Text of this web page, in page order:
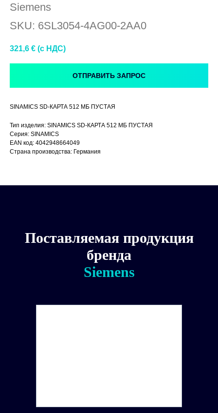
Siemens
SKU: 6SL3054-4AG00-2AA0
321,6 € (c НДС)
ОТПРАВИТЬ ЗАПРОС
SINAMICS SD-КАРТА 512 МБ ПУСТАЯ
Тип изделия: SINAMICS SD-КАРТА 512 МБ ПУСТАЯ
Серия: SINAMICS
EAN код: 4042948664049
Страна производства: Германия
Поставляемая продукция
бренда
Siemens